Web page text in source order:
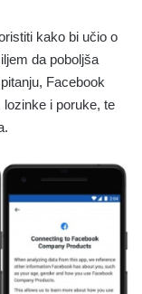
kako bi učio o
da poboljša
Facebook
i poruke, te